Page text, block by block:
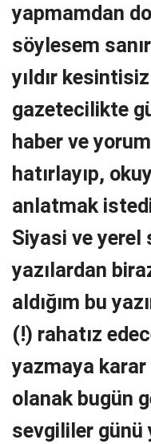
yapmamdan
söylesem
yıldır
gazetecilikte
haber ve
hatırlayıp,
anlatmak
Siyasi ve yerel
yazılardan
aldığım bu
(!) rahatız
yazmaya
olanak bugün
sevgililer günü